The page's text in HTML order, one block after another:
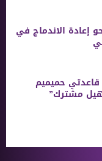
إعادة الاندماج في
قاعدتي حميميم
مشترك”